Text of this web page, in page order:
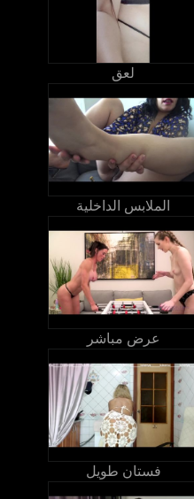
لعق
الملابس الداخلية
عرض مباشر
فستان طويل